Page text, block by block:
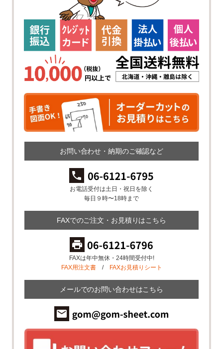
お問い合わせ・納期のご確認など
お電話受付は土日・祝日を除く
毎日９時〜18時まで
FAXでのご注文・お見積りはこちら
FAXは年中無休・24時間受付中!
FAX用注文書/ FAXお見積りシート
メールでのお問い合わせはこちら